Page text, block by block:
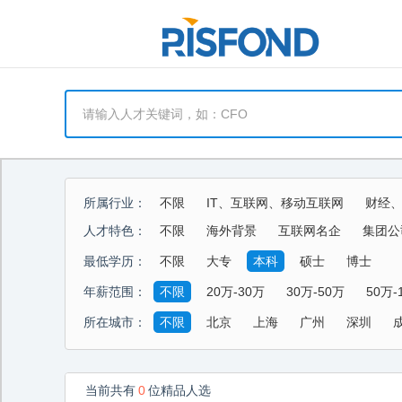
所属行业： 不限 IT、互联网、移动互联网
财经
能源、环保、化工、矿产
制药、医用、
酒店、餐饮、旅游
生活商业服务行业
人才特色： 不限 海外背景 互联网名企 集团
最低学历： 不限 大专 本科 硕士 博士
年薪范围： 不限 20万-30万 30万-50万 50万-
所在城市： 不限 北京 上海 广州 深圳
当前共有0位精品人选